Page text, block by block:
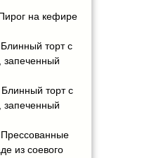
на кефире
Блинный торт с
запеченный
Блинный торт с
запеченный
Прессованные
из соевого